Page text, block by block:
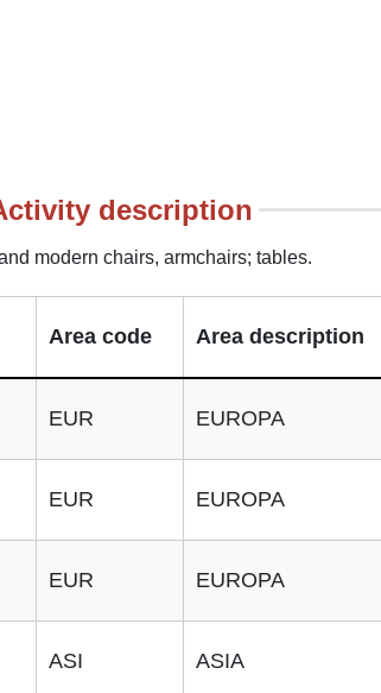
description
modern chairs, armchairs; tables.
Area code Area description
EUR EUROPA
EUR EUROPA
EUR EUROPA
ASI ASIA